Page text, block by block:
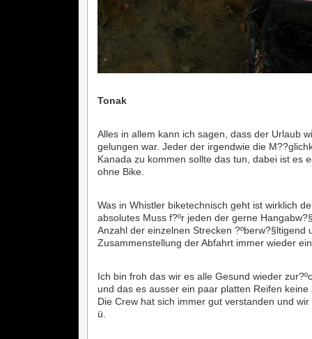
Tonak
Alles in allem kann ich sagen, dass der Urlaub
gelungen war. Jeder der irgendwie die
Kanada zu kommen sollte das tun, dabei ist es
ohne Bike.
Was in Whistler biketechnisch geht ist wirklich
absolutes Muss f?ºr jeden der gerne
Anzahl der einzelnen Strecken ?ºberw?§ltigend
Zusammenstellung der Abfahrt immer wieder
Ich bin froh das wir es alle Gesund wieder
und das es ausser ein paar platten Reifen
Die Crew hat sich immer gut verstanden und
ü.